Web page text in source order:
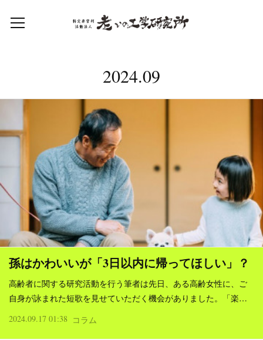
2024.09
孫はかわいいが「3日以内に帰ってほしい」？
高齢者に関する研究活動を行う筆者は先日、ある高齢女性に、ご
自身が詠まれた短歌を見せていただく機会がありました。「楽…
2024.09.17 01:38 コラム